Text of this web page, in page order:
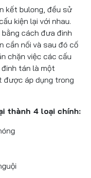
TƯ
ÁN
THÉP
kết bulong, đều sử
kiện lại với nhau.
cách đưa đinh
cần nối và sau đó cố
chặn việc các cấu
tán là một
được áp dụng trong
thành 4 loại chính: